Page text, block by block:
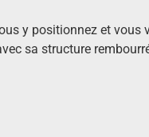
y positionnez et vous
sa structure